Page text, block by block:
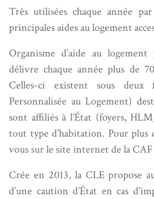
Très utilisées chaque année
principales aides au logement
Organisme d’aide au
délivre chaque année plus de
Celles-ci existent sous
Personnalisée au Logement)
sont affiliés à l’État (foyers,
tout type d’habitation. Pour plus
vous sur le site internet de la
Crée en 2013, la CLE propose
d’une caution d’État en cas